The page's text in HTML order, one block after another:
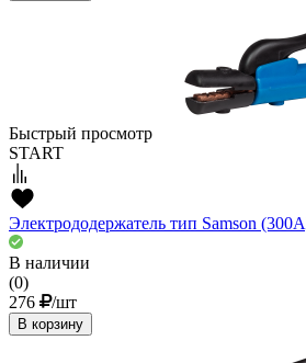
Быстрый просмотр
START
Электрододержатель тип Samson
В наличии
(0)
276
/шт
В корзину